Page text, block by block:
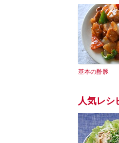
基本の酢豚
人気レシ